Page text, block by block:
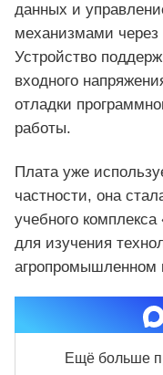
данных и
механизмами
Устройство
входного
отладки
работы.
Плата уже
частности, она
учебного
для изучения
агропромышленном
Ещё больше